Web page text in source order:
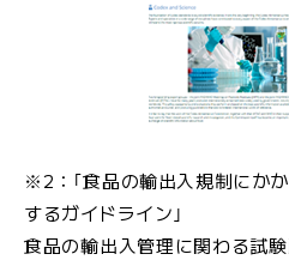
※2：｢食品の輸出入規制にか
するガイドライン｣
食品の輸出入管理に関わる試